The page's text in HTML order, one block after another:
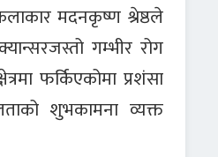
मदनकृष्ण श्रेष्ठले
गम्भीर रोग
फर्किएकोमा प्रशंसा
शुभकामना व्यक्त